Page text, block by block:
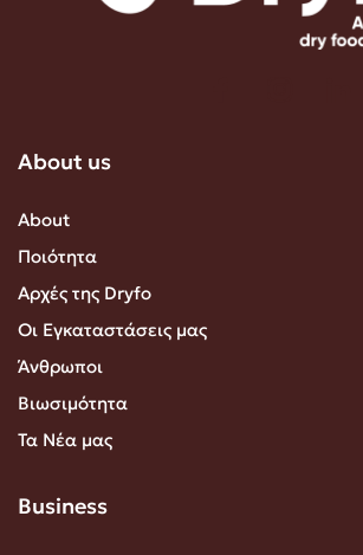
About us
About
Ποιότητα
Αρχές της Dryfo
Οι Εγκαταστάσεις μας
Άνθρωποι
Βιωσιμότητα
Τα Νέα μας
Business